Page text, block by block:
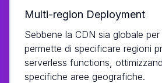
Multi-region Deployment
Sebbene la CDN sia globale
permette di specificare regioni
serverless functions,
specifiche aree geografiche.